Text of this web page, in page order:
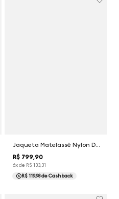
Jaqueta Matelassê Nylon Dudalina Masculina
R$ 799,90
6x de R$ 133,31
R$ 119,98de Cashback